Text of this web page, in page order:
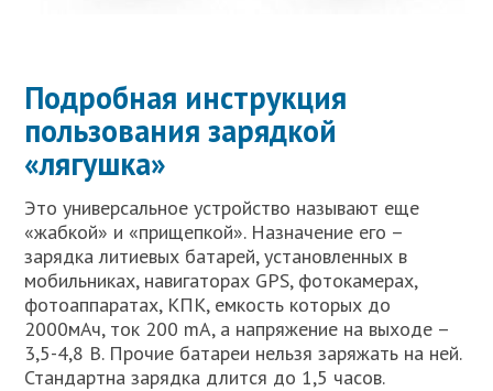
Подробная инструкция
пользования зарядкой
«лягушка»
Это универсальное устройство называют еще
«жабкой» и «прищепкой». Назначение его –
зарядка литиевых батарей, установленных в
мобильниках, навигаторах GPS, фотокамерах,
фотоаппаратах, КПК, емкость которых до
2000мАч, ток 200 mA, а напряжение на выходе –
3,5-4,8 В. Прочие батареи нельзя заряжать на ней.
Стандартна зарядка длится до 1,5 часов.